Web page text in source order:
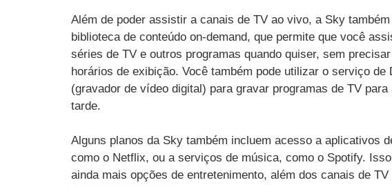
Além de poder assistir a canais de TV ao vivo, a Sky
biblioteca de conteúdo on-demand, que permite que você
séries de TV e outros programas quando quiser, sem
horários de exibição. Você também pode utilizar o serviço de
(gravador de vídeo digital) para gravar programas de TV
tarde.
Alguns planos da Sky também incluem acesso a aplicativos
como o Netflix, ou a serviços de música, como o Spotify.
ainda mais opções de entretenimento, além dos canais de TV